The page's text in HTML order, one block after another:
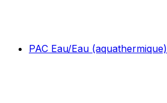
PAC Eau/Eau (aquathermique)